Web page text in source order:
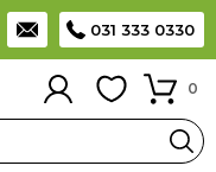
detalii) Producător
031 333 0330
0